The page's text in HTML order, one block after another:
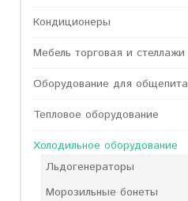
Кондиционеры
Мебель торговая и стеллажи
Оборудование для общепита
Тепловое оборудование
Холодильное оборудование
Льдогенераторы
Морозильные бонеты